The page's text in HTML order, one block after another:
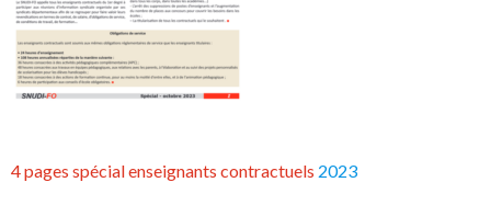
4 pages spécial enseignants contractuels 2023